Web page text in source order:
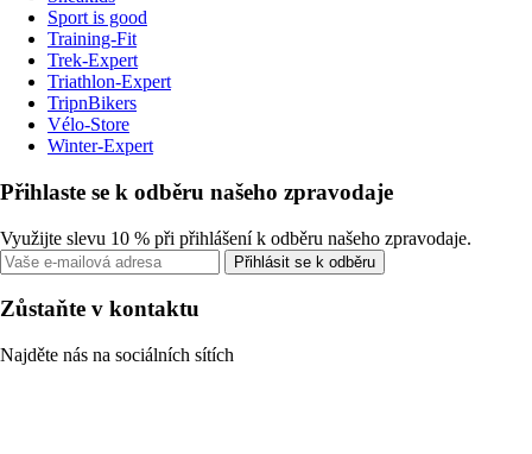
Sport is good
Training-Fit
Trek-Expert
Triathlon-Expert
TripnBikers
Vélo-Store
Winter-Expert
Přihlaste se k odběru našeho zpravodaje
Využijte slevu 10 % při přihlášení k odběru našeho zpravodaje.
Přihlásit se k odběru
Zůstaňte v kontaktu
Najděte nás na sociálních sítích